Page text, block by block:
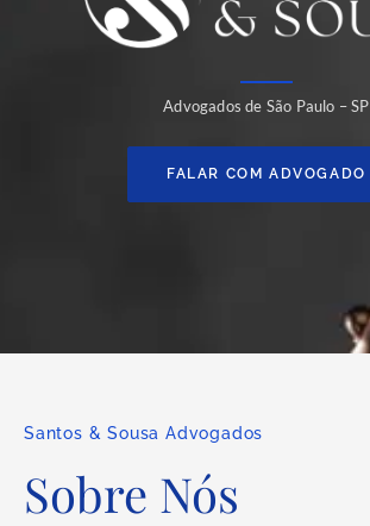
Advogados de São Paulo – SP
FALAR COM ADVOGADO
Santos & Sousa Advogados
Sobre Nós